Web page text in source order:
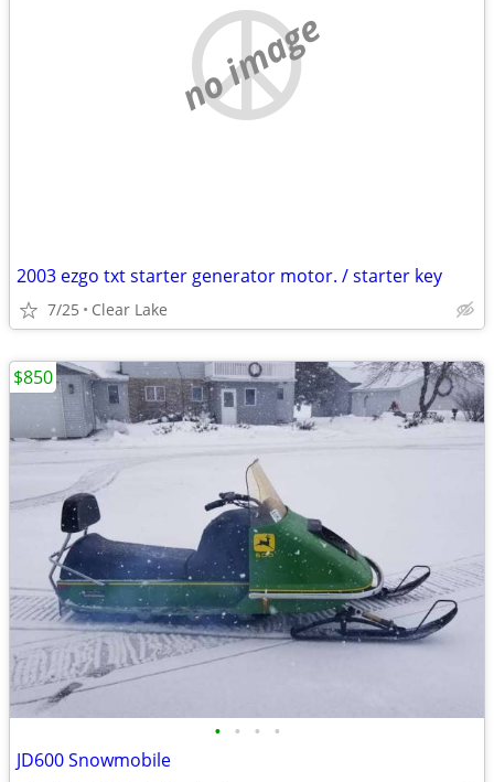
no image
2003 ezgo txt starter generator motor. / starter key
7/25 Clear Lake
• • • •
JD600 Snowmobile
$850